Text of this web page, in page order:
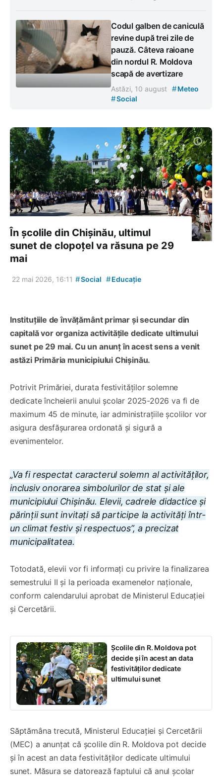
Codul galben de caniculă
revine după trei zile de
pauză. Câteva raioane
din nordul R. Moldova
scapă de avertizare
Astăzi, 10 august #Meteo
#Social
În școlile din Chișinău, ultimul
sunet de clopoțel va răsuna pe 29
mai
22 mai 2026, 16:11 #Social #Educație
Instituțiile de învățământ primar și secundar din
capitală vor organiza activitățile dedicate ultimului
sunet pe 29 mai. Cu un anunț în acest sens a venit
astăzi Primăria municipiului Chișinău.
Potrivit Primăriei, durata festivităților solemne
dedicate încheierii anului școlar 2025-2026 va fi de
maximum 45 de minute, iar administrațiile școlilor vor
asigura desfășurarea ordonată și sigură a
evenimentelor.
„Va fi respectat caracterul solemn al activităților,
inclusiv onorarea simbolurilor de stat și ale
municipiului Chișinău. Elevii, cadrele didactice și
părinții sunt invitați să participe la activități într-
un climat festiv și respectuos”, a precizat
municipalitatea.
Totodată, elevii vor fi informați cu privire la finalizarea
semestrului II și la perioada examenelor naționale,
conform calendarului aprobat de Ministerul Educației
și Cercetării.
Școlile din R. Moldova pot
decide și în acest an data
festivităților dedicate
ultimului sunet
Săptămâna trecută, Ministerul Educației și Cercetării
(MEC) a anunțat că școlile din R. Moldova pot decide
și în acest an data festivităților dedicate ultimului
sunet. Măsura se datorează faptului că anul școlar